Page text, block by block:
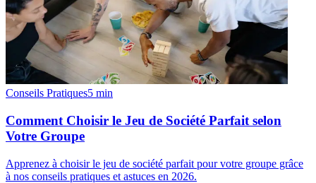
Conseils Pratiques5 min
Comment Choisir le Jeu de Société Parfait selon
Votre Groupe
Apprenez à choisir le jeu de société parfait pour votre groupe grâce
à nos conseils pratiques et astuces en 2026.